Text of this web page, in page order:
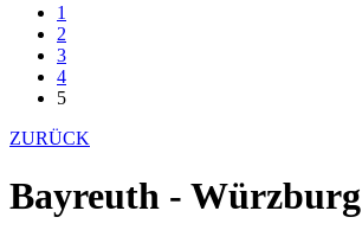
1
2
3
4
5
ZURÜCK
Bayreuth - Würzburg